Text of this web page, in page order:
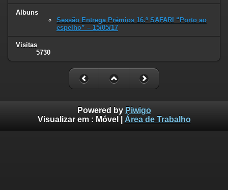
Albuns
Sessão Entrega Prémios 16.º SAFARI “Porto ao
espelho” – 15/05/17
Visitas
5730
Powered by Piwigo
Visualizar em : Móvel Área de Trabalho